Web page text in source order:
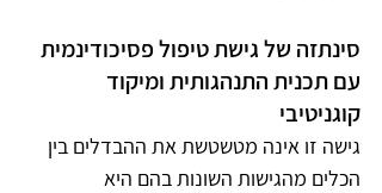
סינתזה של גישת טיפול פסיכודינמית
עם תכנית התנהגותית ומיקוד
קוגניטיבי
גישה זו אינה מטשטשת את ההבדלים בין
הכלים מהגישות השונות בהם היא